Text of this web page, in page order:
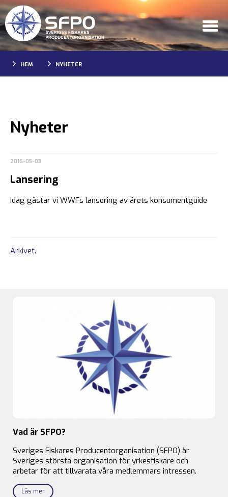
HEM NYHETER
Nyheter
2016-05-03
Lansering
Idag gästar vi WWFs lansering av årets konsumentguide
Arkivet.
Vad är SFPO?
Sveriges Fiskares Producentorganisation (SFPO) är
Sveriges största organisation för yrkesfiskare och
arbetar för att tillvarata våra medlemmars intressen.
Läs mer